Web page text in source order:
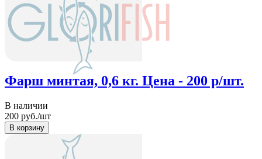
Фарш минтая, 0,6 кг. Цена - 200 р/шт.
В наличии
200 руб./шт